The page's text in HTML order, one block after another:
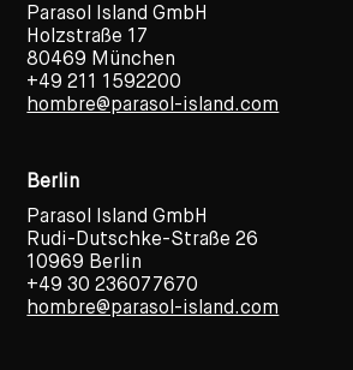
Parasol Island GmbH
Holzstraße 17
80469 München
+49 211 1592200
hombre@parasol-island.com
Berlin
Parasol Island GmbH
Rudi-Dutschke-Straße 26
10969 Berlin
+49 30 236077670
hombre@parasol-island.com